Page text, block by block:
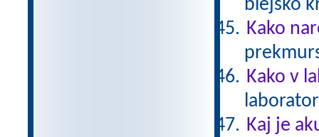
blejsko
Kako
Kako v
Kaj je